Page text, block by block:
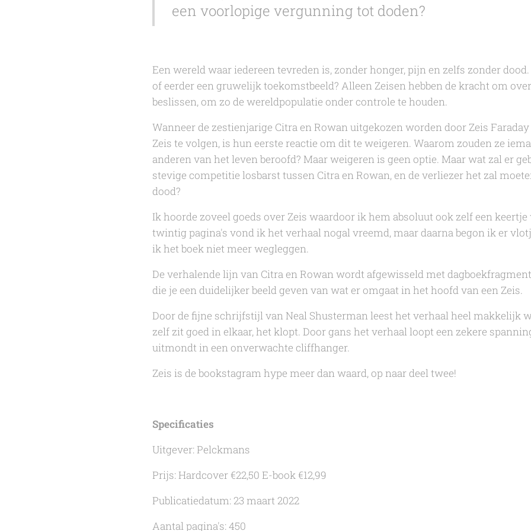
een voorlopige vergunning tot doden?
Een wereld waar iedereen tevreden is, zonder honger, pijn en zelfs zonder
of eerder een gruwelijk toekomstbeeld? Alleen Zeisen hebben de kracht om
beslissen, om zo de wereldpopulatie onder controle te houden.
Wanneer de zestienjarige Citra en Rowan uitgekozen worden door Zeis
Zeis te volgen, is hun eerste reactie om dit te weigeren. Waarom zouden ze
anderen van het leven beroofd? Maar weigeren is geen optie. Maar wat zal er
stevige competitie losbarst tussen Citra en Rowan, en de verliezer het zal
dood?
Ik hoorde zoveel goeds over Zeis waardoor ik hem absoluut ook zelf een keertje
twintig pagina's vond ik het verhaal nogal vreemd, maar daarna begon ik er
ik het boek niet meer wegleggen.
De verhalende lijn van Citra en Rowan wordt afgewisseld met
die je een duidelijker beeld geven van wat er omgaat in het hoofd van een Zeis.
Door de fijne schrijfstijl vanNeal Shustermanleest het verhaal heel makkelijk
zelf zit goed in elkaar, het klopt. Door gans het verhaal loopt een zekere
uitmondt in een onverwachte cliffhanger.
Zeis is de bookstagram hype meer dan waard, op naar deel twee!
Specificaties
Uitgever: Pelckmans
Prijs: Hardcover €22,50 E-book €12,99
Publicatiedatum: 23 maart 2022
Aantal pagina's: 450